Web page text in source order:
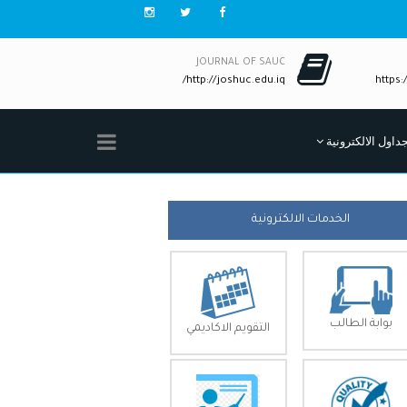
JOURNAL OF SAUC
http://joshuc.edu.iq/
الالكترونية
الخدمات الالكترونية
بوابة الطالب التقويم الاكاديمي